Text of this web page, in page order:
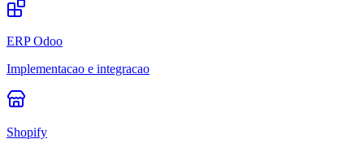
ERP Odoo
Implementacao e integracao
Shopify